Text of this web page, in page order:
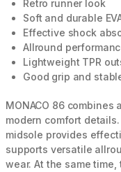
Retro runner look
Soft and durable
Effective shock
Allround
Lightweight TPR
Good grip and
MONACO 86
modern comfort
midsole provides
supports versatile
wear. At the same